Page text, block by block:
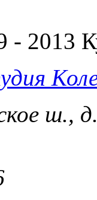
- 2013
ш.,